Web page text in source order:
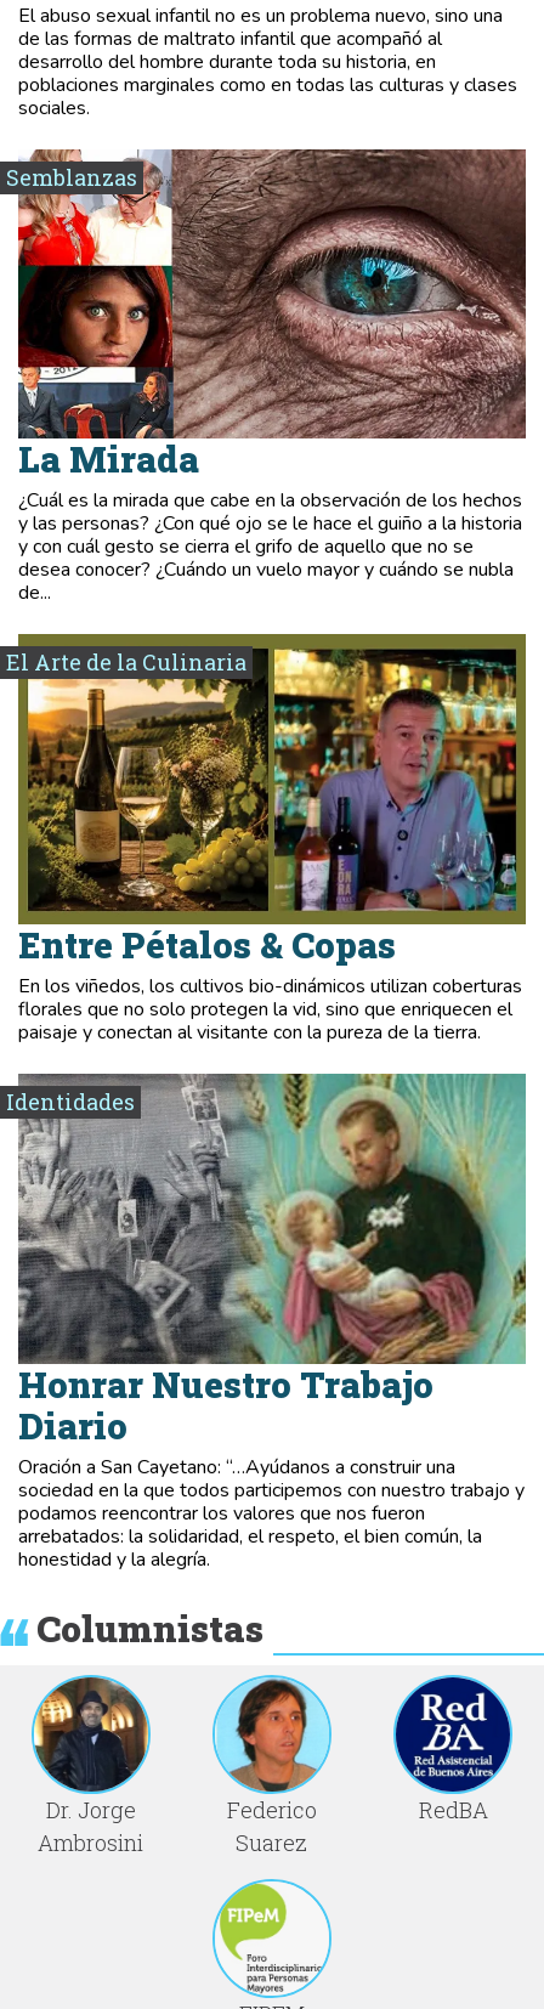
El abuso sexual infantil no es un problema nuevo, sino una
de las formas de maltrato infantil que acompañó al
desarrollo del hombre durante toda su historia, en
poblaciones marginales como en todas las culturas y clases
sociales.
Semblanzas
La Mirada
¿Cuál es la mirada que cabe en la observación de los hechos
y las personas? ¿Con qué ojo se le hace el guiño a la historia
y con cuál gesto se cierra el grifo de aquello que no se
desea conocer? ¿Cuándo un vuelo mayor y cuándo se nubla
de...
El Arte de la Culinaria
Entre Pétalos & Copas
En los viñedos, los cultivos bio-dinámicos utilizan coberturas
florales que no solo protegen la vid, sino que enriquecen el
paisaje y conectan al visitante con la pureza de la tierra.
Identidades
Honrar Nuestro Trabajo
Diario
Oración a San Cayetano: “…Ayúdanos a construir una
sociedad en la que todos participemos con nuestro trabajo y
podamos reencontrar los valores que nos fueron
arrebatados: la solidaridad, el respeto, el bien común, la
honestidad y la alegría.
Columnistas
Dr. Jorge
Ambrosini
Federico
Suarez
RedBA